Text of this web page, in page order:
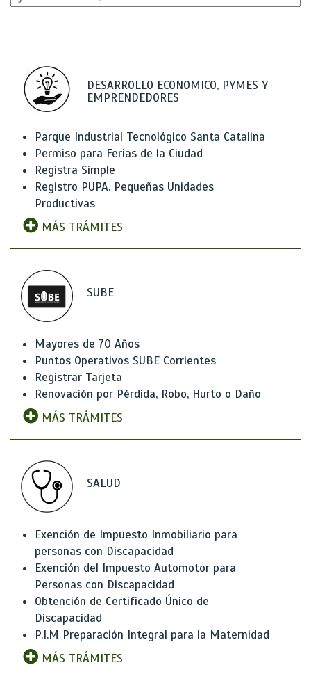
DESARROLLO ECONOMICO, PYMES Y
EMPRENDEDORES
Parque Industrial Tecnológico Santa Catalina
Permiso para Ferias de la Ciudad
Registra Simple
Registro PUPA. Pequeñas Unidades
Productivas
MÁS TRÁMITES
SUBE
Mayores de 70 Años
Puntos Operativos SUBE Corrientes
Registrar Tarjeta
Renovación por Pérdida, Robo, Hurto o Daño
MÁS TRÁMITES
SALUD
Exención de Impuesto Inmobiliario para
personas con Discapacidad
Exención del Impuesto Automotor para
Personas con Discapacidad
Obtención de Certificado Único de
Discapacidad
P.I.M Preparación Integral para la Maternidad
MÁS TRÁMITES